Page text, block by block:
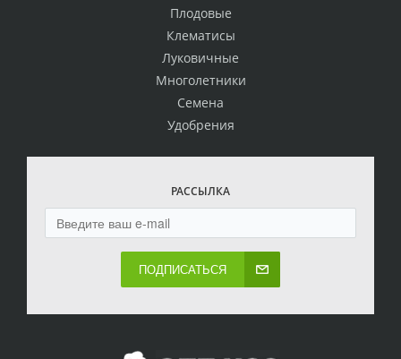
Плодовые
Клематисы
Луковичные
Многолетники
Семена
Удобрения
РАССЫЛКА
ПОДПИСАТЬСЯ